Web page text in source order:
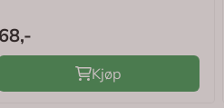
68,-
Kjøp